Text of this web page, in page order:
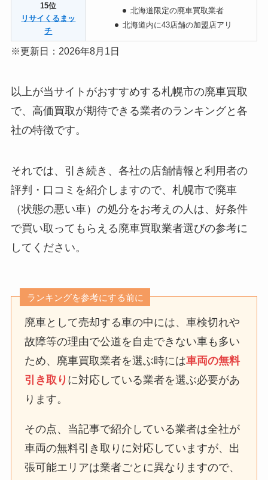
15位
リサイくるまッ
チ
北海道限定の廃車買取業者
北海道内に43店舗の加盟店アリ
※更新日：2026年8月1日
以上が当サイトがおすすめする札幌市の廃車買取
で、高価買取が期待できる業者のランキングと各
社の特徴です。
それでは、引き続き、各社の店舗情報と利用者の
評判・口コミを紹介しますので、札幌市で廃車
（状態の悪い車）の処分をお考えの人は、好条件
で買い取ってもらえる廃車買取業者選びの参考に
してください。
ランキングを参考にする前に
廃車として売却する車の中には、車検切れや
故障等の理由で公道を自走できない車も多い
ため、廃車買取業者を選ぶ時には車両の無料
引き取り に対応している業者を選ぶ必要があ
ります。
その点、当記事で紹介している業者は全社が
車両の無料引き取りに対応していますが、出
張可能エリアは業者ごとに異なりますので、